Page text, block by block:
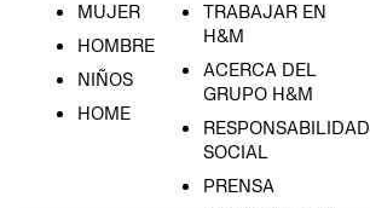
MUJER
HOMBRE
NIÑOS
HOME
TRABAJAR EN
H&M
ACERCA DEL
GRUPO H&M
RESPONSABILIDAD
SOCIAL
PRENSA